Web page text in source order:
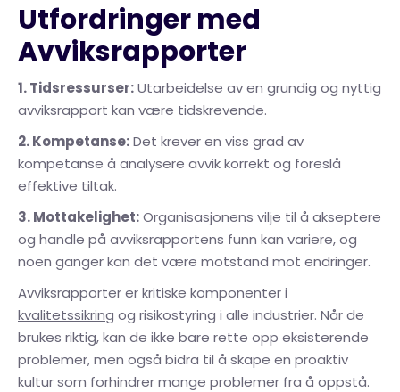
Utfordringer med
Avviksrapporter
1. Tidsressurser:Utarbeidelse av en grundig og nyttig
avviksrapport kan være tidskrevende.
2. Kompetanse:Det krever en viss grad av
kompetanse å analysere avvik korrekt og foreslå
effektive tiltak.
3. Mottakelighet:Organisasjonens vilje til å akseptere
og handle på avviksrapportens funn kan variere, og
noen ganger kan det være motstand mot endringer.
Avviksrapporter er kritiske komponenter i
kvalitetssikring og risikostyring i alle industrier. Når de
brukes riktig, kan de ikke bare rette opp eksisterende
problemer, men også bidra til å skape en proaktiv
kultur som forhindrer mange problemer fra å oppstå.